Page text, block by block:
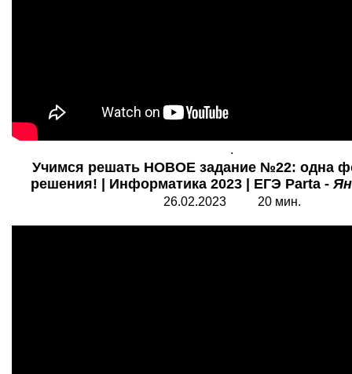
.
Учимся решать НОВОЕ задание №22: одна
решения! | Информатика 2023 | ЕГЭ Parta -
26.02.2023 20 мин.